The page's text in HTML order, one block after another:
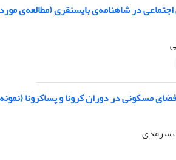
در شاهنامه‌‌‌‌ی بایسنقری (مطالعه‌‌‌‌ی
فضای مسکونی در دوران کرونا و
سرمدی